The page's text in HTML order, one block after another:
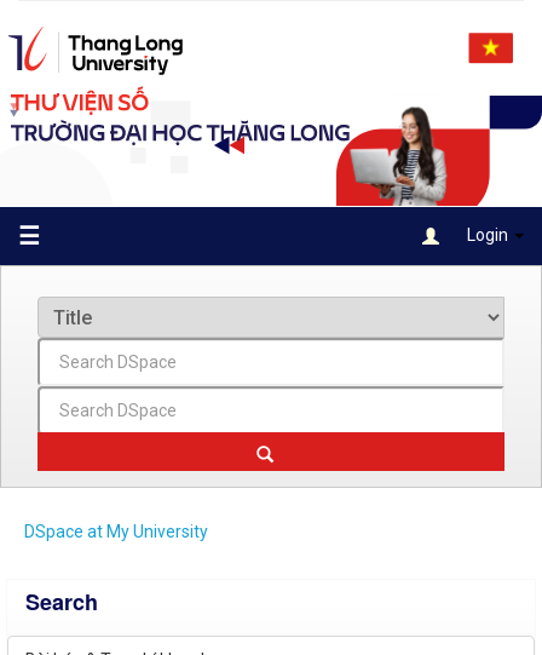
navigation
☰ Login
DSpace at My University
Search